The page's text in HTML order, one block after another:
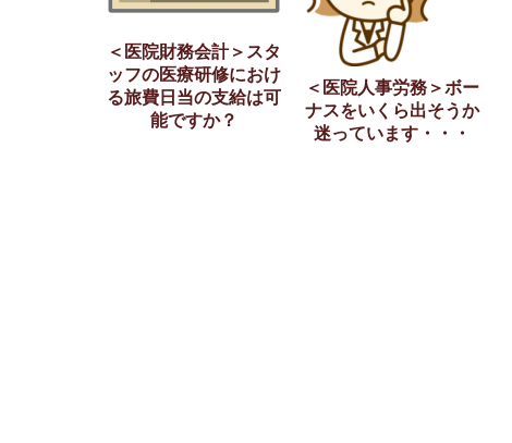
＜医院財務会計＞スタ
ッフの医療研修におけ
る旅費日当の支給は可
能ですか？
＜医院人事労務＞ボー
ナスをいくら出そうか
迷っています・・・